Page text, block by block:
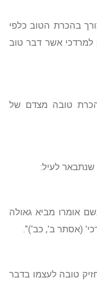
בהכרת הטוב כלפי
אשר דבר טוב
טובה מצדם של
לעיל:
אומרו מביא גאולה
(אסתר ב', כב')".
טובה לעצמו בדבר